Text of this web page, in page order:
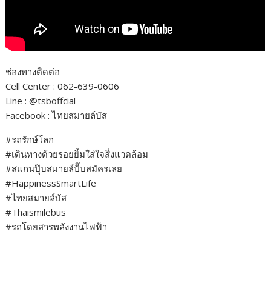
ช่องทางติดต่อ
Cell Center : 062-639-0606
Line : @tsboffcial
Facebook : ไทยสมายล์บัส
#รถรักษ์โลก
#เดินทางด้วยรอยยิ้มใส่ใจสิ่งแวดล้อม
#สแกนปุ๊บสมายล์ปั๊บสมัครเลย
#HappinessSmartLife
#ไทยสมายล์บัส
#Thaismilebus
#รถโดยสารพลังงานไฟฟ้า